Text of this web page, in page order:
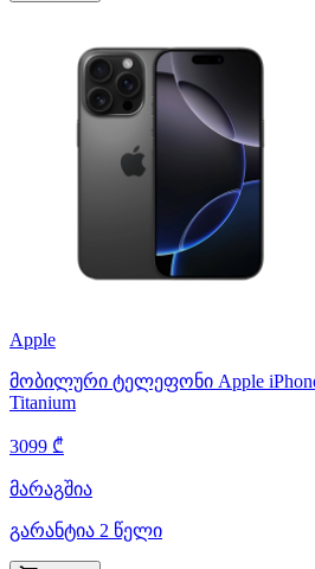
Apple
მობილური ტელეფონი Apple iPhone
Titanium
3099 ₾
მარაგშია
გარანტია 2 წელი